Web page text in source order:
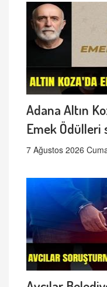
Adana Altın
Emek Ödülleri
7 Ağustos 2026